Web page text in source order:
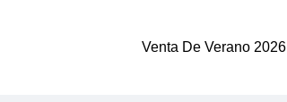
Venta De Verano 2026